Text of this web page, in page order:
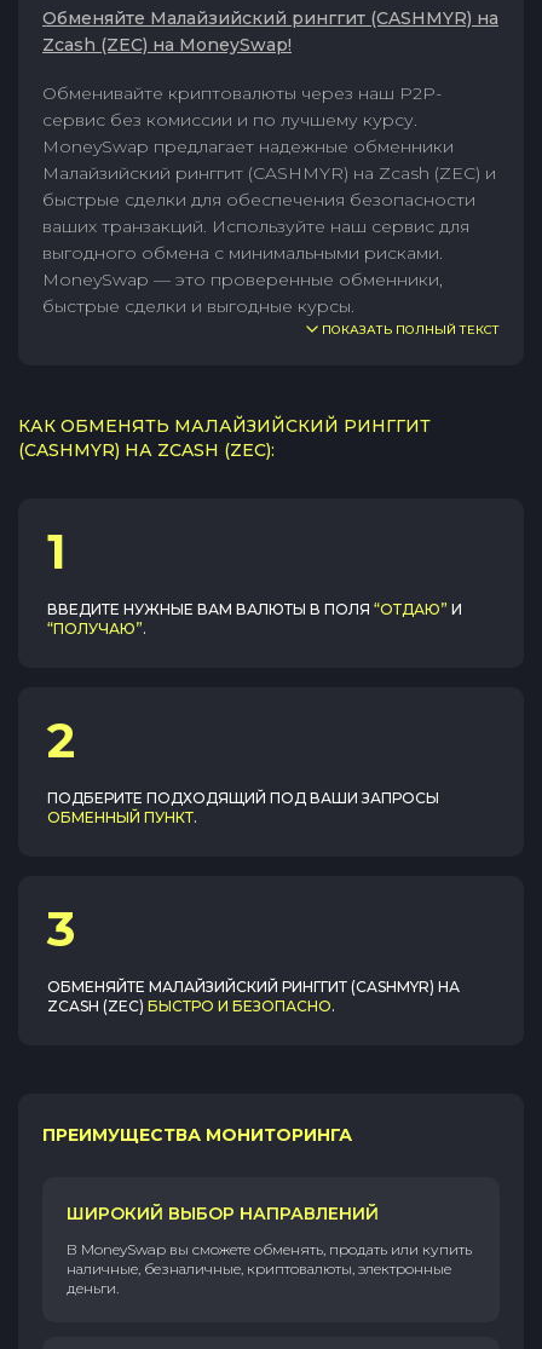
Обменяйте Малайзийский ринггит (CASHMYR) на
Zcash (ZEC) на MoneySwap!
Обменивайте криптовалюты через наш P2P-
сервис без комиссии и по лучшему курсу.
MoneySwap предлагает надежные обменники
Малайзийский ринггит (CASHMYR) на Zcash (ZEC) и
быстрые сделки для обеспечения безопасности
ваших транзакций. Используйте наш сервис для
выгодного обмена с минимальными рисками.
MoneySwap — это проверенные обменники,
быстрые сделки и выгодные курсы.
ПОКАЗАТЬ ПОЛНЫЙ ТЕКСТ
КАК ОБМЕНЯТЬ МАЛАЙЗИЙСКИЙ РИНГГИТ
(CASHMYR) НА ZCASH (ZEC):
1
ВВЕДИТЕ НУЖНЫЕ ВАМ ВАЛЮТЫ В ПОЛЯ “ОТДАЮ” И
“ПОЛУЧАЮ”.
2
ПОДБЕРИТЕ ПОДХОДЯЩИЙ ПОД ВАШИ ЗАПРОСЫ
ОБМЕННЫЙ ПУНКТ.
3
ОБМЕНЯЙТЕ МАЛАЙЗИЙСКИЙ РИНГГИТ (CASHMYR) НА
ZCASH (ZEC) БЫСТРО И БЕЗОПАСНО.
ПРЕИМУЩЕСТВА МОНИТОРИНГА
ШИРОКИЙ ВЫБОР НАПРАВЛЕНИЙ
В MoneySwap вы сможете обменять, продать или купить
наличные, безналичные, криптовалюты, электронные
деньги.